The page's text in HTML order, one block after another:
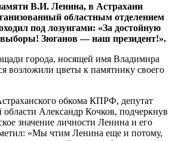
В.И. Ленина, в Астрахани
областным отделением
под лозунгами: «За достойную
Зюганов — наш президент!».
города, носящей имя Владимира
возложили цветы к памятнику своего
обкома КПРФ, депутат
Александр Кочков, подчеркнув
значение личности Ленина и его
«Мы чтим Ленина еще и потому,